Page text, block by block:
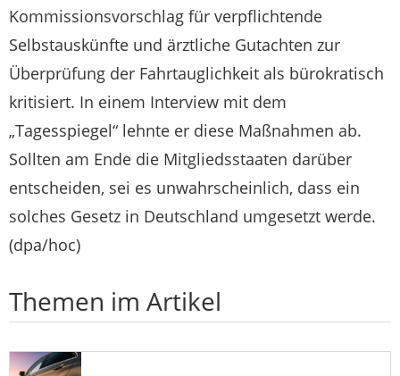
Kommissionsvorschlag für verpflichtende
Selbstauskünfte und ärztliche Gutachten zur
Überprüfung der Fahrtauglichkeit als bürokratisch
kritisiert. In einem Interview mit dem
„Tagesspiegel“ lehnte er diese Maßnahmen ab.
Sollten am Ende die Mitgliedsstaaten darüber
entscheiden, sei es unwahrscheinlich, dass ein
solches Gesetz in Deutschland umgesetzt werde.
(dpa/hoc)
Themen im Artikel